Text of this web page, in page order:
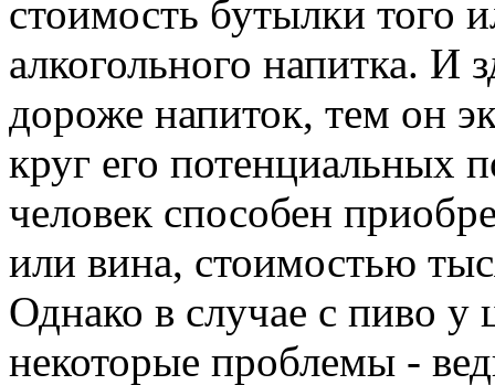
стоимость бутылки того
алкогольного напитка. И
дороже напиток, тем он
круг его потенциальных
человек способен
или вина, стоимостью
Однако в случае с пиво у
некоторые проблемы -